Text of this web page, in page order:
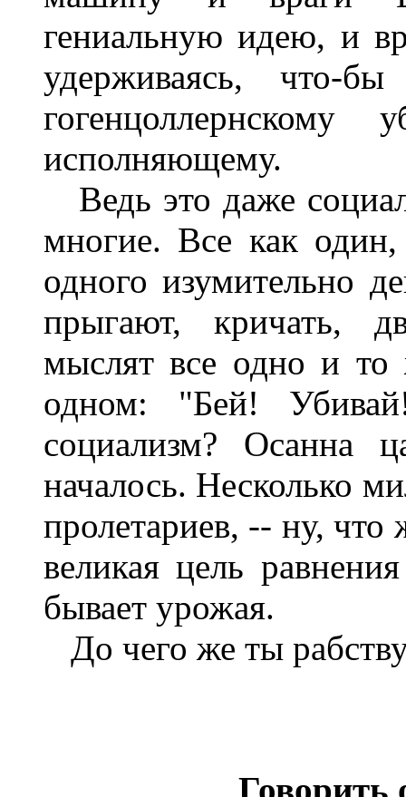
гениальную идею, и
удерживаясь, что-
исполняющему.
Ведь это даже
многие. Все как
одного изумительно
прыгают, кричать,
мыслят все одно и
одном: "Бей!
социализм? Осанна
началось. Несколько
пролетариев, -- ну, что
великая цель
бывает урожая.
До чего же ты